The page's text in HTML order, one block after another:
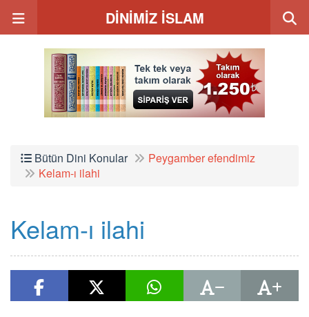
DİNİMİZ İSLAM
Bütün Dini Konular
Peygamber efendimiz
Kelam-ı ilahi
Kelam-ı ilahi